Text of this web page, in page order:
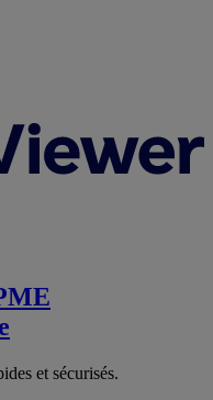
et sécurisés.